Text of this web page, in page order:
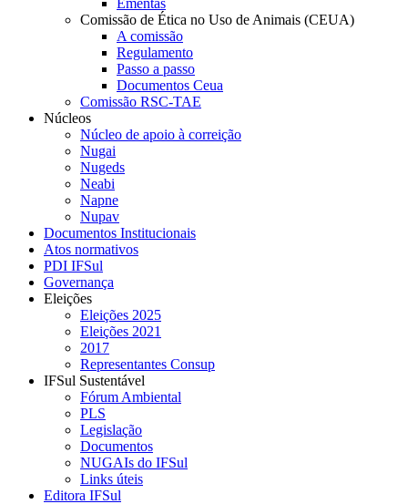
Comissão de Ética no Uso de Animais (CEUA)
A comissão
Regulamento
Passo a passo
Documentos Ceua
Comissão RSC-TAE
Núcleos
Núcleo de apoio à correição
Nugai
Nugeds
Neabi
Napne
Nupav
Documentos Institucionais
Atos normativos
PDI IFSul
Governança
Eleições
Eleições 2025
Eleições 2021
2017
Representantes Consup
IFSul Sustentável
Fórum Ambiental
PLS
Legislação
Documentos
NUGAIs do IFSul
Links úteis
Editora IFSul